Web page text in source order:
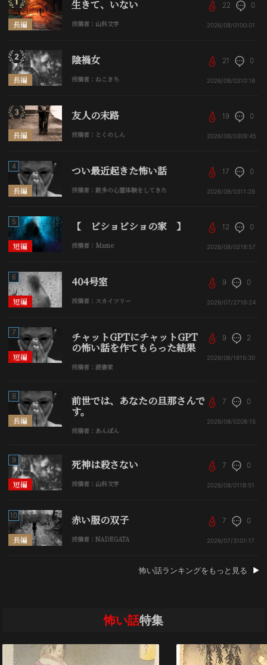
長編
生きて、いない
投稿者：山科文字
22 0
2026/08/01 00:01
長編
陰禍女
投稿者：ねこきち
21 0
2026/08/0310:18
長編
友人の末路
投稿者：とくのしん
19 0
2026/08/0309:45
長編
4 つい最近起きた怖い話
投稿者：数多の心霊体験をしてきた
17 0
2026/08/0311:28
短編
5 【 ビショビショの家 】
投稿者：Mame
12 0
2026/08/0218:57
短編
6 404号室
投稿者：スカイツリー
9 0
2026/07/2716:24
短編
7 チャットGPTにチャットGPT
の怖い話を作てもらった結果
投稿者：読書家
9 2
2026/06/1815:30
長編
8 前世では、あなたの旦那さんで
す。
投稿者：あんぱん
7 0
2026/08/0208:15
短編
9 死神は殺さない
投稿者：山科文字
7 0
2026/08/01 18:51
長編
10 赤い服の双子
投稿者：NADEGATA
7 0
2026/07/31 01:17
怖い話ランキングをもっと見る
怖い話特集